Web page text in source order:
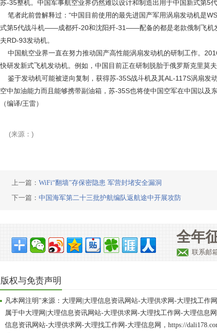
苏-35整机。中国军事航空业界仍然难以设计和制造出用于中国新式第5
笔者此前曾解释过：“中国目前使用的最先进国产军用涡扇发动机是
式第5代战斗机——成都歼-20和沈阳歼-31——配备的都是老款俄制飞机
夫RD-93发动机。
中国航空业界一直在努力推动国产高性能涡扇发动机的研制工作。
快研发新式飞机发动机。例如，中国目前正在研制脱胎于俄罗斯克里莫
鉴于发动机可能被逆向复制，获得苏-35S战斗机及其AL-117S涡扇发
空中加油能力而且能够携带副油箱，苏-35S也将使中国空军在中国以
（编译/王雷）
(来源：)
上一篇： WiFi“翻墙”存保密隐患 军营封堵安全漏洞
下一篇： 中国海军第二十三批护航编队返航途中开展攻防
全年
联系邮
版权与免责声明
凡本网注明"来源：大理网|大理信息资讯网站-大理供求网-大理找工作
属于中大理网|大理信息资讯网站-大理供求网-大理找工作网-大理信息
信息资讯网站-大理供求网-大理找工作网-大理信息网，https://